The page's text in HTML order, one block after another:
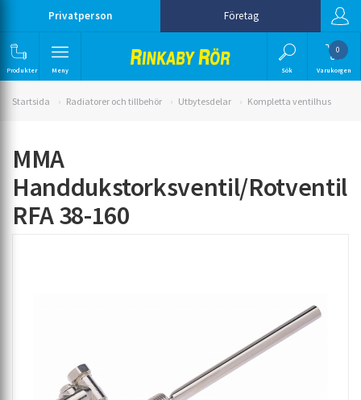
Privatperson Företag
Produkter Meny Sök
0
Varukorgen
Startsida Radiatorer och tillbehör Utbytesdelar Kompletta ventilhus
MMA
Handdukstorksventil/Rotventil
RFA 38-160